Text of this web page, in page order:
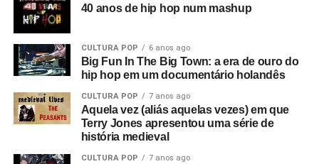
40 anos de hip hop num mashup
CULTURA POP 6 anos ago
Big Fun In The Big Town: a era de ouro do
hip hop em um documentário holandês
CULTURA POP 7 anos ago
Aquela vez (aliás aquelas vezes) em que
Terry Jones apresentou uma série de
história medieval
CULTURA POP 7 anos ago